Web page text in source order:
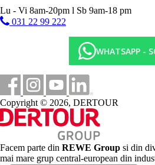
Internet
Gratuit: in zona hotelului si in
Contra cost: pe plaja
Categoria oficiala
Distanţe
110 km
Distanta de cel mai apropiat aeroport
500 m
Distanta pana la plaja
Lu - Vi 8am-20pm l Sb 9am-18 pm
031 22 99 222
WHATSAPP -
Copyright © 2026, DERTOUR
Facem parte din REWE Group si din
mai mare grup central-european din